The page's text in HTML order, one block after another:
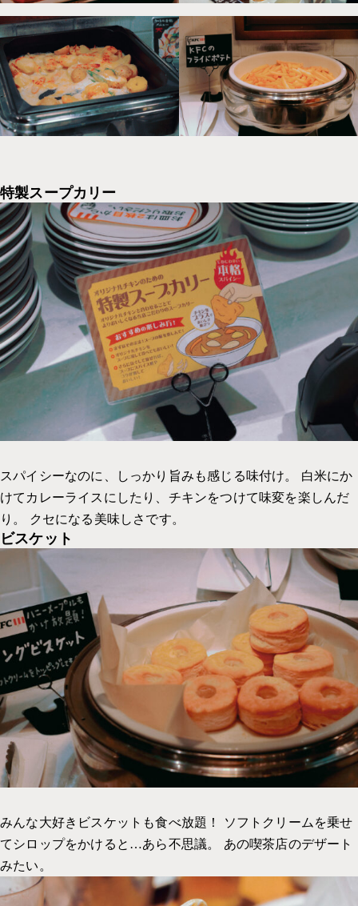
特製スープカリー
スパイシーなのに、しっかり旨みも感じる味付け。 白米にか
けてカレーライスにしたり、チキンをつけて味変を楽しんだ
り。 クセになる美味しさです。
ビスケット
みんな大好きビスケットも食べ放題！ ソフトクリームを乗せ
てシロップをかけると…あら不思議。 あの喫茶店のデザート
みたい。